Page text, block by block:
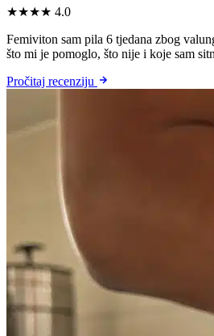
★★★★ 4.0
Femiviton sam pila 6 tjedana zbog
što mi je pomoglo, što nije i koje sam
Pročitaj recenziju